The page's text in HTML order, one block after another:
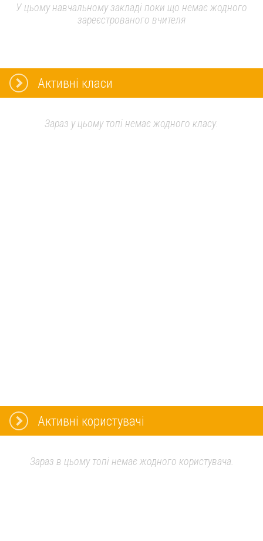
У цьому навчальному закладі поки що немає жодного
зареєстрованого вчителя
Активні класи
Зараз у цьому топі немає жодного класу.
Активні користувачі
Зараз в цьому топі немає жодного користувача.